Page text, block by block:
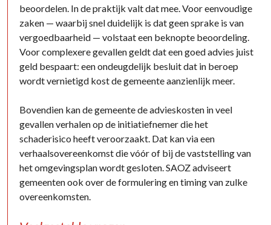
beoordelen. In de praktijk valt dat mee. Voor eenvoudige
zaken — waarbij snel duidelijk is dat geen sprake is van
vergoedbaarheid — volstaat een beknopte beoordeling.
Voor complexere gevallen geldt dat een goed advies juist
geld bespaart: een ondeugdelijk besluit dat in beroep
wordt vernietigd kost de gemeente aanzienlijk meer.
Bovendien kan de gemeente de advieskosten in veel
gevallen verhalen op de initiatiefnemer die het
schaderisico heeft veroorzaakt. Dat kan via een
verhaalsovereenkomst die vóór of bij de vaststelling van
het omgevingsplan wordt gesloten. SAOZ adviseert
gemeenten ook over de formulering en timing van zulke
overeenkomsten.